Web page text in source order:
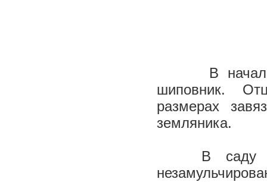
В начале
шиповник.
размерах
земляника.
В саду